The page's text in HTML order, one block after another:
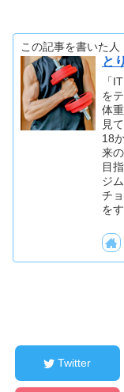
この記事を書いた人
と
「
を
体
見
18
来
目
ジ
チ
をす
Twitter